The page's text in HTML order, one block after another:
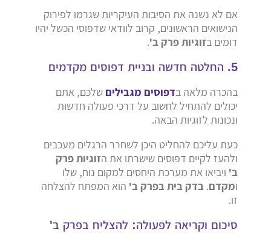
אם לא נשנה את הסיבות העיקריות שגרמו לפירוק
הנישואים הראשונים, קרוב לוודאי שדפוסי הכשל יהיו
דומים בזוגיות פרק ב'.
5. החלטה חדשה ובניית דפוסים מקדמים
בהכרה מלאה בדפוסים מגבילים שלכם, אתם
יכולים להתחיל לחשוב על דרכי פעולה חדשות
ונכונות לזוגיות הבאה.
כעת עליכם להחליט היכן לשחרר הרגלים מעכבים
ולהעז לקיים דפוסים שישרתו את הזוגיות פרק
ב' ויביאו את מערכת היחסים למקום נוח, שלו
ומקדם. בדק בית בפרק ב' הוא המפתח להצלחה
זו.
סיכום וקריאה לפעולה: להצליח בפרק ב'